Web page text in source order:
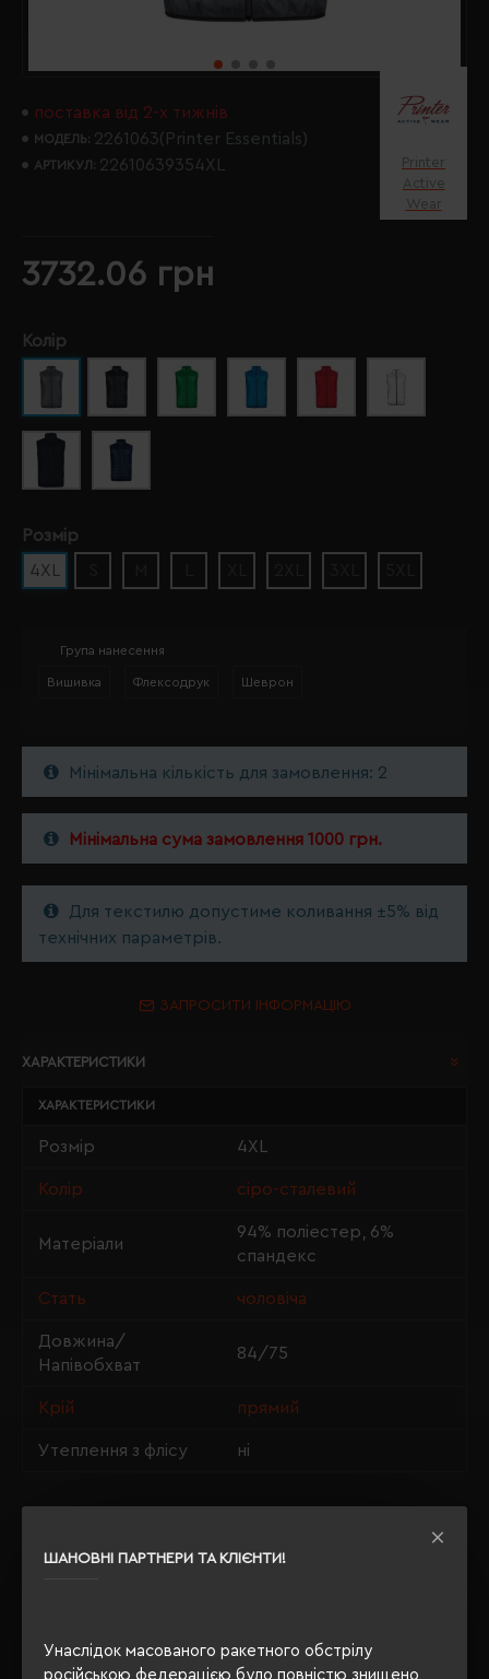
ШАНОВНІ ПАРТНЕРИ ТА КЛІЄНТИ!
Унаслідок масованого ракетного обстрілу
російською федерацією було повністю знищено
поставка від 2-х тижнів
МОДЕЛЬ: 2261063(Printer Essentials)
АРТИКУЛ: 22610639354XL
Printer
Active
Wear
3732.06 грн
Колір
Розмір
4XL
Група нанесення
Вишивка Флексодрук Шеврон
Мінімальна кількість для замовлення: 2
Мінімальна сума замовлення 1000 грн.
Для текстилю допустиме коливання ±5% від
технічних параметрів.
ЗАПРОСИТИ ІНФОРМАЦІЮ
ХАРАКТЕРИСТИКИ
ХАРАКТЕРИСТИКИ
Розмір 4XL
Колір сіро-сталевий
Матеріали
94% поліестер, 6%
спандекс
Стать чоловіча
Довжина/
Напівобхват
84/75
Крій прямий
Утеплення з флісу ні